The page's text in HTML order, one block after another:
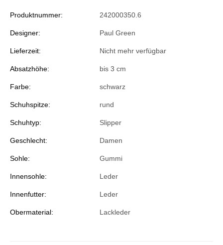
Produktnummer: 242000350.6
Designer: Paul Green
Lieferzeit: Nicht mehr verfügbar
Absatzhöhe: bis 3 cm
Farbe: schwarz
Schuhspitze: rund
Schuhtyp: Slipper
Geschlecht: Damen
Sohle: Gummi
Innensohle: Leder
Innenfutter: Leder
Obermaterial: Lackleder